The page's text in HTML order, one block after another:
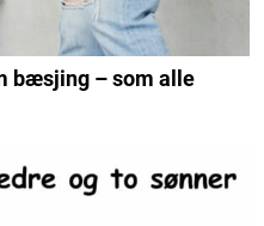
bæsjing – som alle